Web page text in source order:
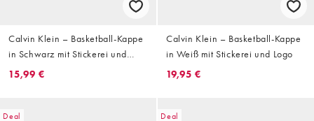
Calvin Klein – Basketball-Kappe
in Schwarz mit Stickerei und
Logo
15,99 €
Calvin Klein – Basketball-Kappe
in Weiß mit Stickerei und Logo
19,95 €
Deal Deal